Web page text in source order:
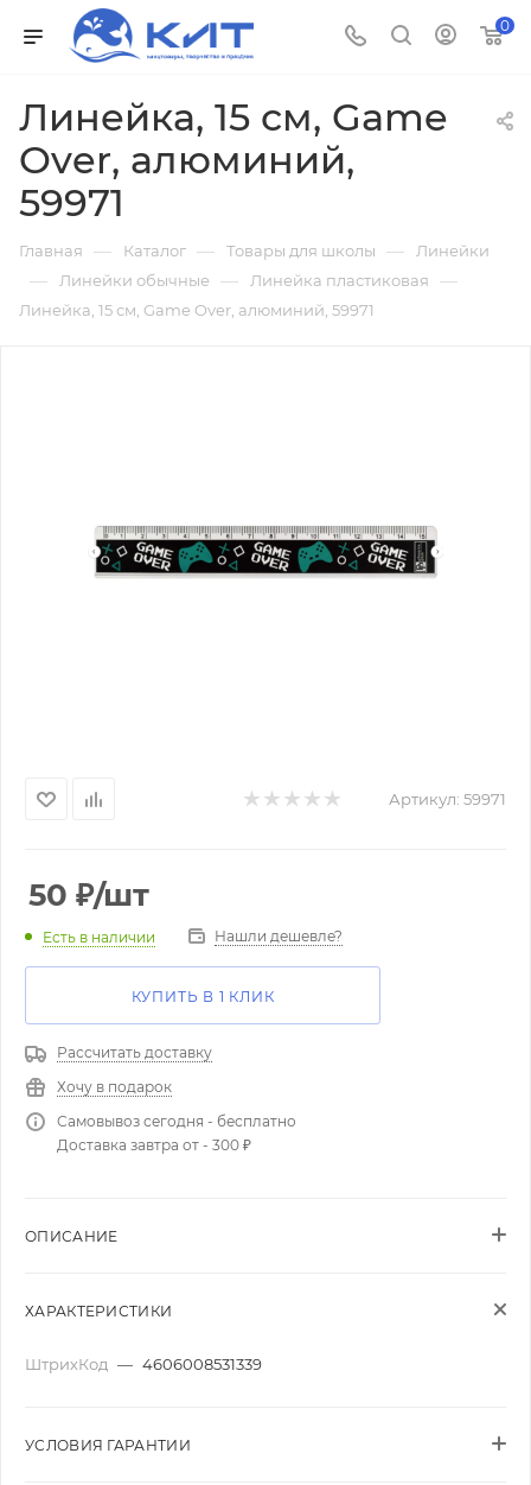
0
Линейка, 15 см, Game
Over, алюминий,
59971
Главная — Каталог — Товары для школы — Линейки
— Линейки обычные — Линейка пластиковая —
Линейка, 15 см, Game Over, алюминий, 59971
Артикул: 59971
50 ₽/шт
Есть в наличии Нашли дешевле?
КУПИТЬ В 1 КЛИК
Рассчитать доставку
Хочу в подарок
Самовывоз сегодня - бесплатно
Доставка завтра от - 300 ₽
ОПИСАНИЕ
ХАРАКТЕРИСТИКИ
ШтрихКод — 4606008531339
УСЛОВИЯ ГАРАНТИИ